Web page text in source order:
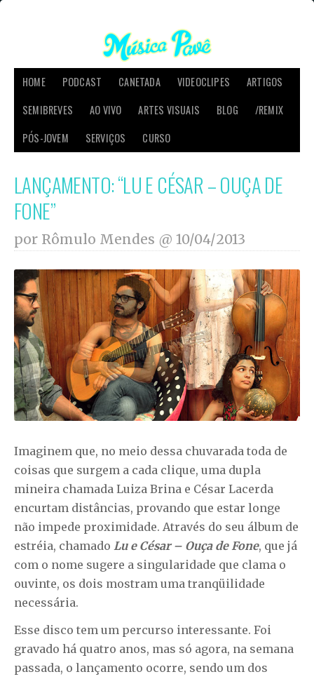
HOME PODCAST CANETADA VIDEOCLIPES
ARTIGOS
SEMIBREVES
AO VIVO ARTES VISUAIS BLOG
/REMIX
PÓS-JOVEM
SERVIÇOS CURSO
LANÇAMENTO: “LU E CÉSAR – OUÇA DE
FONE”
por Rômulo Mendes @ 10/04/2013
Imaginem que, no meio dessa chuvarada toda de
coisas que surgem a cada clique, uma dupla
mineira chamada Luiza Brina e César Lacerda
encurtam distâncias, provando que estar longe
não impede proximidade. Através do seu álbum de
estréia, chamado Lu e César – Ouça de Fone, que já
com o nome sugere a singularidade que clama o
ouvinte, os dois mostram uma tranqüilidade
necessária.
Esse disco tem um percurso interessante. Foi
gravado há quatro anos, mas só agora, na semana
passada, o lançamento ocorre, sendo um dos